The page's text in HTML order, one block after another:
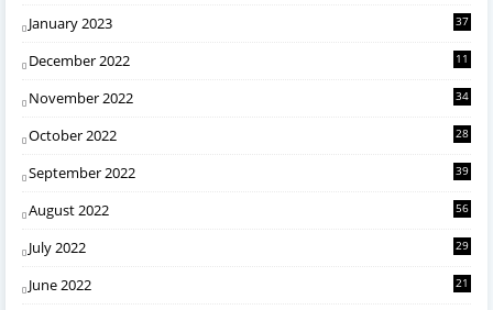
January 2023 37
December 2022 11
November 2022 34
October 2022 28
September 2022 39
August 2022 56
July 2022 29
June 2022 21